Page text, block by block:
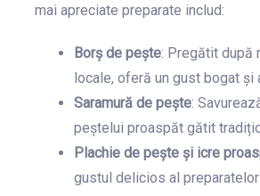
mai apreciate preparate includ:
Borș de pește: Pregătit după
locale, oferă un gust bogat și
Saramură de pește:
peștelui proaspăt gătit
Plachie de pește și icre
gustul delicios al